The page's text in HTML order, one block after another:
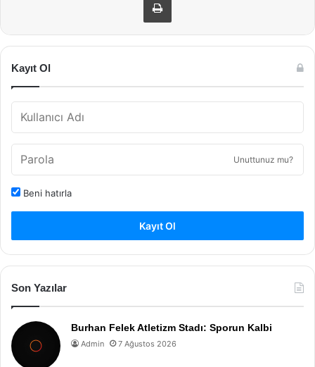
Kayıt Ol
Unuttunuz mu?
Beni hatırla
Kayıt Ol
Son Yazılar
Burhan Felek Atletizm Stadı: Sporun Kalbi
Admin 7 Ağustos 2026